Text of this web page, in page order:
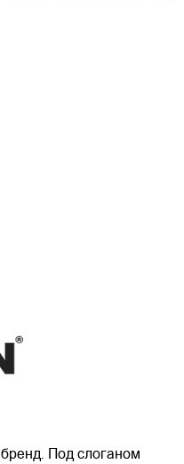
Под слоганом